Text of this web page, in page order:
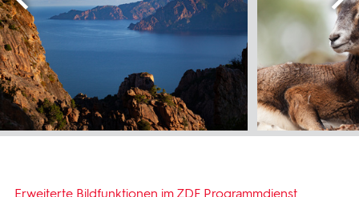
Erweiterte Bildfunktionen im ZDF Programmdienst